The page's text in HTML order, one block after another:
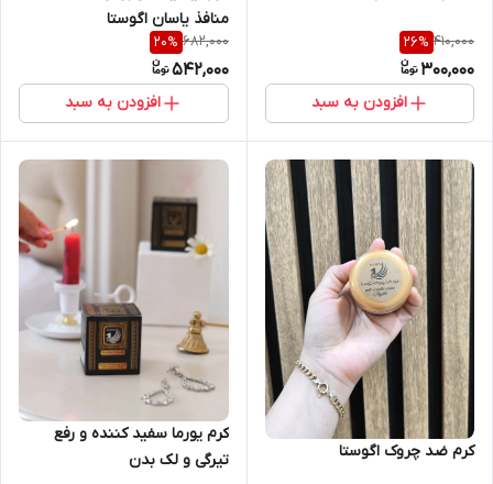
410,000
26%
300,000
افزودن به سبد
منافذ یاسان اگوستا
682,000
20%
542,000
افزودن به سبد
کرم ضد چروک اگوستا
کرم یورما سفید کننده و رفع
تیرگی و لک بدن